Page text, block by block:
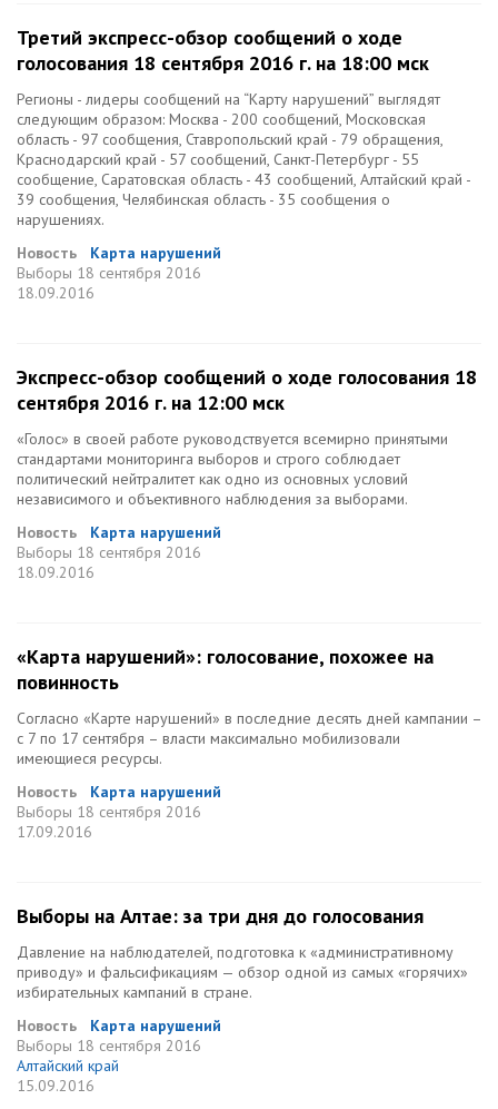
Третий экспресс-обзор сообщений о ходе
голосования 18 сентября 2016 г. на 18:00 мск
Регионы - лидеры сообщений на “Карту нарушений” выглядят
следующим образом: Москва - 200 сообщений, Московская
область - 97 сообщения, Ставропольский край - 79 обращения,
Краснодарский край - 57 сообщений, Санкт-Петербург - 55
сообщение, Саратовская область - 43 сообщений, Алтайский край -
39 сообщения, Челябинская область - 35 сообщения о
нарушениях.
Новость
Карта нарушений
Выборы 18 сентября 2016
18.09.2016
Экспресс-обзор сообщений о ходе голосования 18
сентября 2016 г. на 12:00 мск
«Голос» в своей работе руководствуется всемирно принятыми
стандартами мониторинга выборов и строго соблюдает
политический нейтралитет как одно из основных условий
независимого и объективного наблюдения за выборами.
Новость
Карта нарушений
Выборы 18 сентября 2016
18.09.2016
«Карта нарушений»: голосование, похожее на
повинность
Согласно «Карте нарушений» в последние десять дней кампании –
с 7 по 17 сентября – власти максимально мобилизовали
имеющиеся ресурсы.
Новость
Карта нарушений
Выборы 18 сентября 2016
17.09.2016
Выборы на Алтае: за три дня до голосования
Давление на наблюдателей, подготовка к «административному
приводу» и фальсификациям — обзор одной из самых «горячих»
избирательных кампаний в стране.
Новость
Карта нарушений
Выборы 18 сентября 2016
Алтайский край
15.09.2016